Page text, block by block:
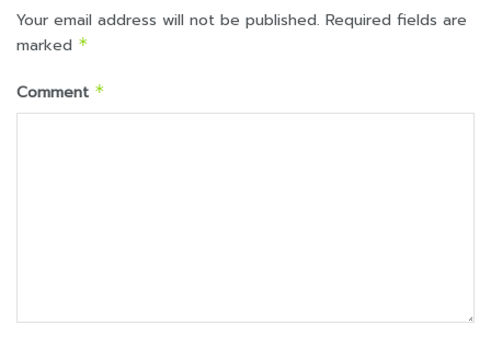
Your email address will not be published. Required fields are
marked *
Comment *